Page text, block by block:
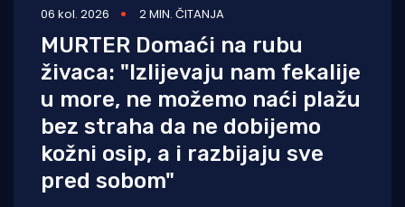
06 kol. 2026 2 MIN. ČITANJA
MURTER Domaći na rubu
živaca: "Izlijevaju nam fekalije
u more, ne možemo naći plažu
bez straha da ne dobijemo
kožni osip, a i razbijaju sve
pred sobom"